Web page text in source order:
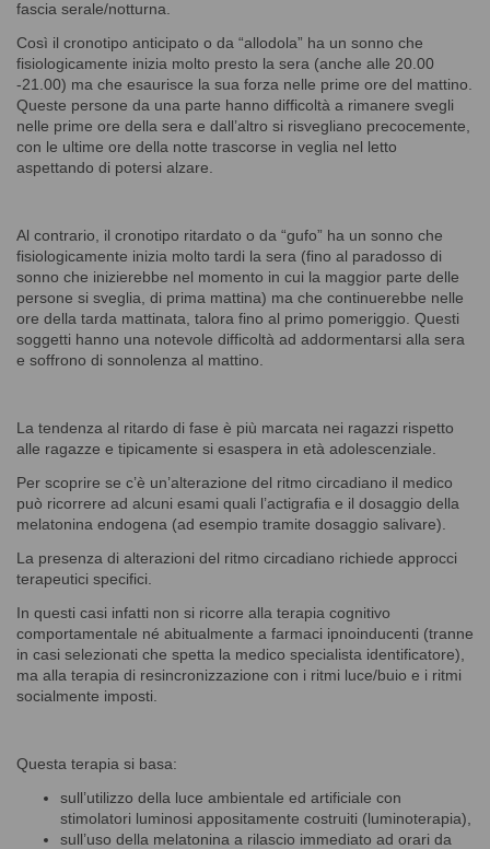
fascia serale/notturna.
Così il cronotipo anticipato o da “allodola” ha un sonno che
fisiologicamente inizia molto presto la sera (anche alle 20.00
-21.00) ma che esaurisce la sua forza nelle prime ore del mattino.
Queste persone da una parte hanno difficoltà a rimanere svegli
nelle prime ore della sera e dall’altro si risvegliano precocemente,
con le ultime ore della notte trascorse in veglia nel letto
aspettando di potersi alzare.
Al contrario, il cronotipo ritardato o da “gufo” ha un sonno che
fisiologicamente inizia molto tardi la sera (fino al paradosso di
sonno che inizierebbe nel momento in cui la maggior parte delle
persone si sveglia, di prima mattina) ma che continuerebbe nelle
ore della tarda mattinata, talora fino al primo pomeriggio. Questi
soggetti hanno una notevole difficoltà ad addormentarsi alla sera
e soffrono di sonnolenza al mattino.
La tendenza al ritardo di fase è più marcata nei ragazzi rispetto
alle ragazze e tipicamente si esaspera in età adolescenziale.
Per scoprire se c’è un’alterazione del ritmo circadiano il medico
può ricorrere ad alcuni esami quali l’actigrafia e il dosaggio della
melatonina endogena (ad esempio tramite dosaggio salivare).
La presenza di alterazioni del ritmo circadiano richiede approcci
terapeutici specifici.
In questi casi infatti non si ricorre alla terapia cognitivo
comportamentale né abitualmente a farmaci ipnoinducenti (tranne
in casi selezionati che spetta la medico specialista identificatore),
ma alla terapia di resincronizzazione con i ritmi luce/buio e i ritmi
socialmente imposti.
Questa terapia si basa:
sull’utilizzo della luce ambientale ed artificiale con
stimolatori luminosi appositamente costruiti (luminoterapia),
sull’uso della melatonina a rilascio immediato ad orari da